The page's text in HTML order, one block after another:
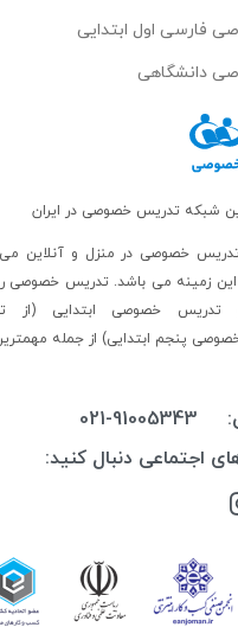
فارسی اول ابتدایی
دانشگاهی
شبکه تدریس خصوصی در ایران
خصوصی در منزل و آنلاین
زمینه می باشد.تدریس خصوصی
تدریس خصوصی ابتدایی (از
پنجم ابتدایی) از جمله
021-91005343
اجتماعی دنبال کنید: